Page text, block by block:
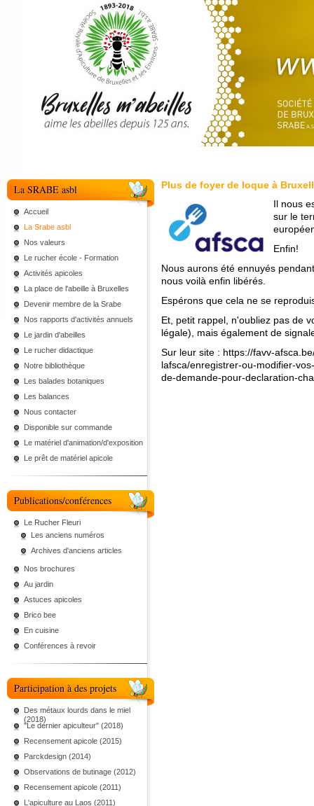
La SRABE asbl
Accueil
La Srabe asbl
Nos valeurs
Le rucher école - Formation
Activités apicoles
La place de l'abeille à Bruxelles
Devenir membre de la Srabe
Nos rapports d'activités annuels
Le jardin d'abeilles
Le rucher didactique
Notre bibliothèque
Les balades botaniques
Les balances
Nous contacter
Disponible sur commande
Le matériel d'animation/d'exposition
Le prêt de matériel apicole
Publications/conférences
Le Rucher Fleuri
Les anciens numéros
Archives d'anciens articles
Nos brochures
Au jardin
Astuces apicoles
Brico bee
En cuisine
Conférences à revoir
Participation à des projets
Des métaux lourds dans le miel
(2018)
"Le dernier apiculteur" (2018)
Recensement apicole (2015)
Parckdesign (2014)
Observations de butinage (2012)
Recensement apicole (2011)
L'apiculture au Laos (2011)
Plus de foyer de loque à
Il nous
sur le
Enfin!
Nous aurons été ennuyés
nous voilà enfin libérés.
Espérons que cela ne se
Et, petit rappel, n'oubliez pas de
légale), mais également de
Sur leur site : https://favv-
lafsca/enregistrer-ou-modifier-
de-demande-pour-declaration-